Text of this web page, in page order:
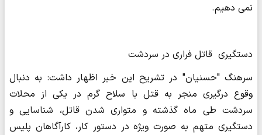
نمی دهیم.
دستگیری قاتل فراری در سردشت
سرهنگ "حسنیان" در تشریح این خبر اظهار داشت: به دنبال
وقوع درگیری منجر به قتل با سلاح گرم در یکی از محلات
سردشت طی ماه گذشته و متواری شدن قاتل، شناسایی و
دستگیری متهم به صورت ویژه در دستور کار، کارآگاهان پلیس